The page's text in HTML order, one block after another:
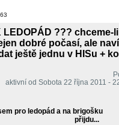
LEDOPÁD ??? chceme-
dobré počasí, ale
ještě jednu v HISu +
aktivní od Sobota 22 října 2011 -
pro ledopád a na brigošku
přijdu...